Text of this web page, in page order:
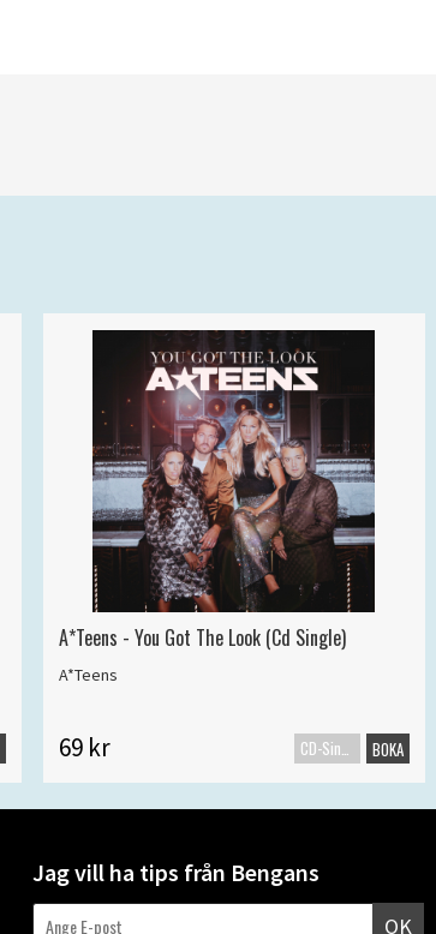
A*Teens - You Got The Look (Cd Single)
A*Teens
69 kr CD-Singel BOKA
Jag vill ha tips från Bengans
OK